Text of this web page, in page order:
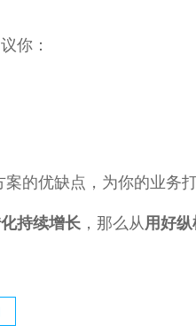
你：
的优缺点，为你的业务打
持续增长 ，那么从用好